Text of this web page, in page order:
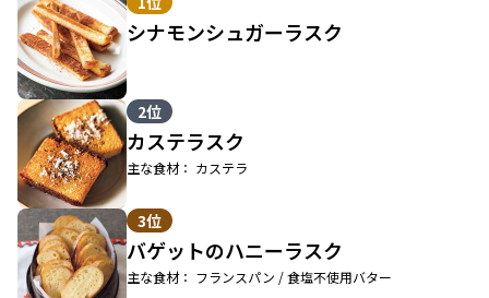
シナモンシュガーラスク
2位
カステラスク
主な食材： カステラ
3位
バゲットのハニーラスク
主な食材： フランスパン / 食塩不使用バター